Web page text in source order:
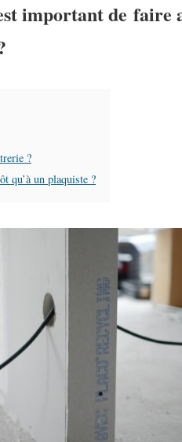
important de faire
?
qu’à un plaquiste ?